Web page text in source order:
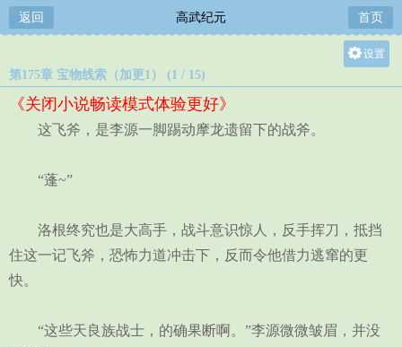
返回 高武纪元 首页
设置
第175章 宝物线索（加更1） (1 / 15)
《关闭小说畅读模式体验更好》
这飞斧，是李源一脚踢动摩龙遗留下的战斧。
“蓬~”
洛根终究也是大高手，战斗意识惊人，反手挥刀，抵挡
住这一记飞斧，恐怖力道冲击下，反而令他借力逃窜的更
快。
“这些天良族战士，的确果断啊。”李源微微皱眉，并没